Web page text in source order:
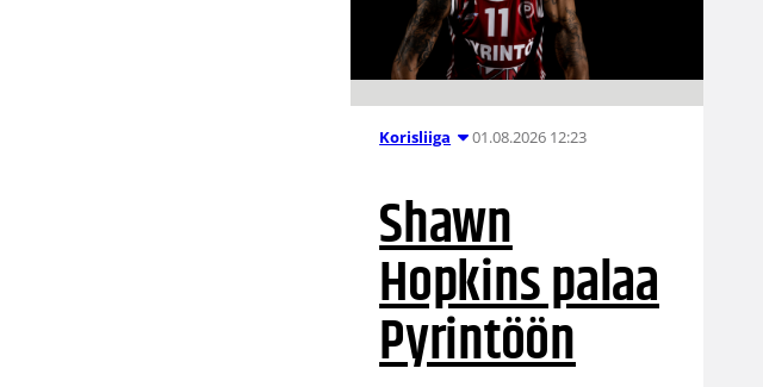
Korisliiga 01.08.2026 12:23
Shawn
Hopkins palaa
Pyrintöön